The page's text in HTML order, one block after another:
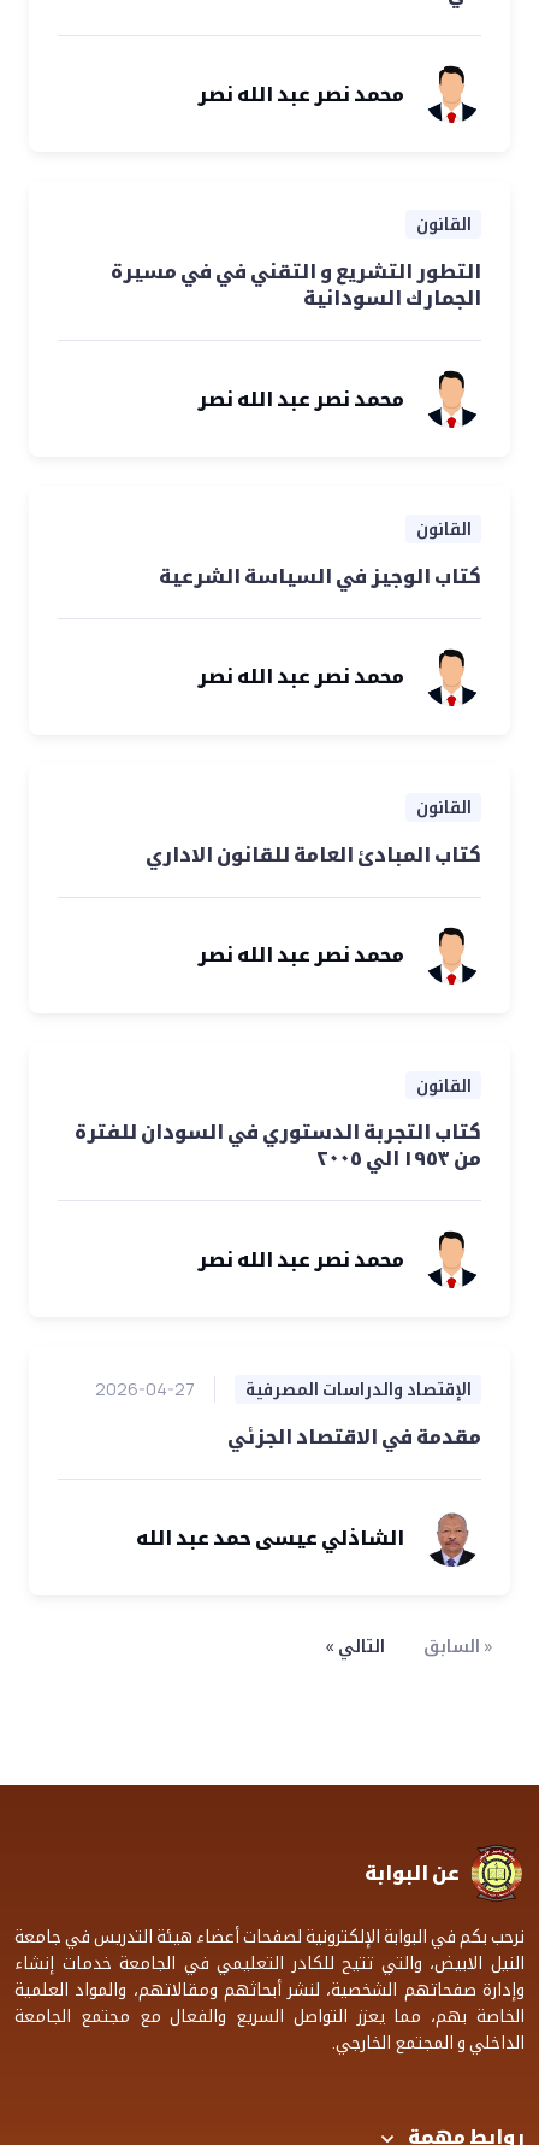
محمد نصر عبد الله نصر
القانون
التطور التشريع و التقني في في مسيرة
الجمارك السودانية
محمد نصر عبد الله نصر
القانون
كتاب الوجيز في السياسة الشرعية
محمد نصر عبد الله نصر
القانون
كتاب المبادئ العامة للقانون الاداري
محمد نصر عبد الله نصر
القانون
كتاب التجربة الدستوري في السودان للفترة
من ١٩٥٣ الي ٢٠٠٥
محمد نصر عبد الله نصر
الإقتصاد والدراسات المصرفية 2026-04-27
مقدمة في الاقتصاد الجزئي
الشاذلي عيسى حمد عبد الله
« السابق التالي »
عن البوابة
نرحب بكم في البوابة الإلكترونية لصفحات أعضاء هيئة التدريس في جامعة
النيل الابيض، والتي تتيح للكادر التعليمي في الجامعة خدمات إنشاء
وإدارة صفحاتهم الشخصية، لنشر أبحاثهم ومقالاتهم، والمواد العلمية
الخاصة بهم، مما يعزز التواصل السريع والفعال مع مجتمع الجامعة
الداخلي و المجتمع الخارجي.
روابط مهمة